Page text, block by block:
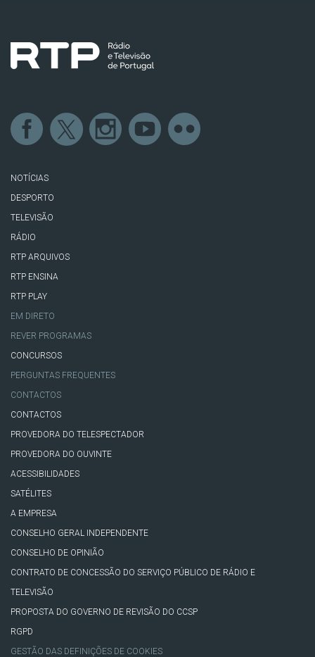
NOTÍCIAS
DESPORTO
TELEVISÃO
RÁDIO
RTP ARQUIVOS
RTP ENSINA
RTP PLAY
EM DIRETO
REVER PROGRAMAS
CONCURSOS
PERGUNTAS FREQUENTES
CONTACTOS
CONTACTOS
PROVEDORA DO TELESPECTADOR
PROVEDORA DO OUVINTE
ACESSIBILIDADES
SATÉLITES
A EMPRESA
CONSELHO GERAL INDEPENDENTE
CONSELHO DE OPINIÃO
CONTRATO DE CONCESSÃO DO SERVIÇO PÚBLICO DE RÁDIO E
TELEVISÃO
PROPOSTA DO GOVERNO DE REVISÃO DO CCSP
RGPD
GESTÃO DAS DEFINIÇÕES DE COOKIES